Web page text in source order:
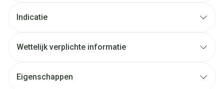
Indicatie
Wettelijk verplichte informatie
Eigenschappen